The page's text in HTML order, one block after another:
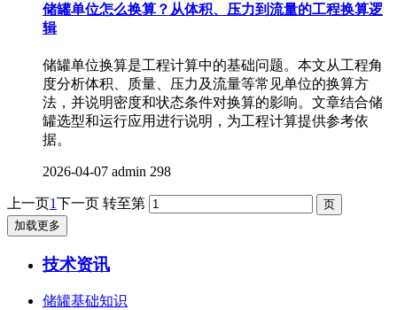
储罐单位怎么换算？从体积、压力到流量的工程换算逻
辑
储罐单位换算是工程计算中的基础问题。本文从工程角
度分析体积、质量、压力及流量等常见单位的换算方
法，并说明密度和状态条件对换算的影响。文章结合储
罐选型和运行应用进行说明，为工程计算提供参考依
据。
2026-04-07 admin 298
上一页1下一页 转至第
加载更多
技术资讯
储罐基础知识